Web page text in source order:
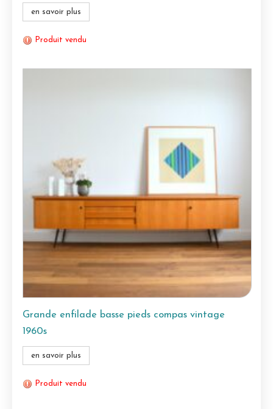
en savoir plus
Produit vendu
Grande enfilade basse pieds compas vintage
1960s
en savoir plus
Produit vendu